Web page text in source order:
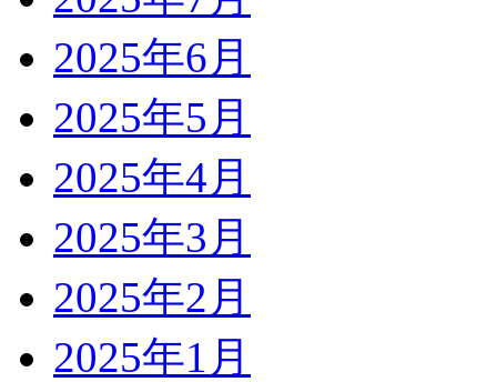
2025年6月
2025年5月
2025年4月
2025年3月
2025年2月
2025年1月